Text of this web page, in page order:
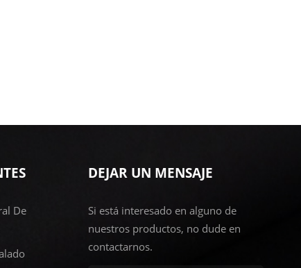
De
DEJAR UN MENSAJE
Si está interesado en alguno de
nuestros productos, no dude en
contactarnos.